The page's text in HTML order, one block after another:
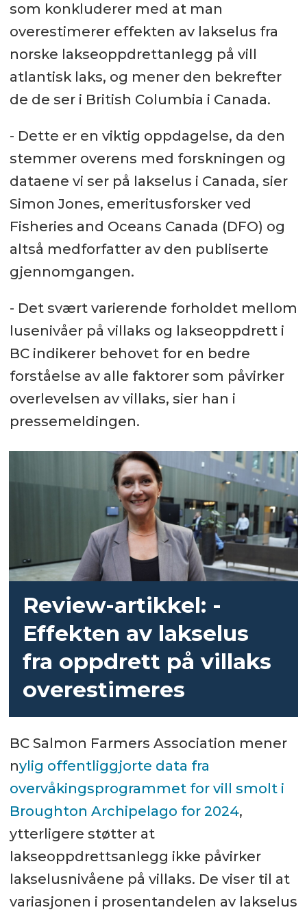
som konkluderer med at man
overestimerer effekten av lakselus fra
norske lakseoppdrettanlegg på vill
atlantisk laks, og mener den bekrefter
de de ser i British Columbia i Canada.
- Dette er en viktig oppdagelse, da den
stemmer overens med forskningen og
dataene vi ser på lakselus i Canada, sier
Simon Jones, emeritusforsker ved
Fisheries and Oceans Canada (DFO) og
altså medforfatter av den publiserte
gjennomgangen.
- Det svært varierende forholdet mellom
lusenivåer på villaks og lakseoppdrett i
BC indikerer behovet for en bedre
forståelse av alle faktorer som påvirker
overlevelsen av villaks, sier han i
pressemeldingen.
Review-artikkel: -
Effekten av lakselus
fra oppdrett på villaks
overestimeres
BC Salmon Farmers Association mener
nylig offentliggjorte data fra
overvåkingsprogrammet for vill smolt i
Broughton Archipelago for 2024,
ytterligere støtter at
lakseoppdrettsanlegg ikke påvirker
lakselusnivåene på villaks. De viser til at
variasjonen i prosentandelen av lakselus